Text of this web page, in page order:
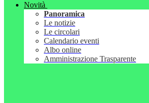
Novità
Panoramica
Le notizie
Le circolari
Calendario eventi
Albo online
Amministrazione Trasparente